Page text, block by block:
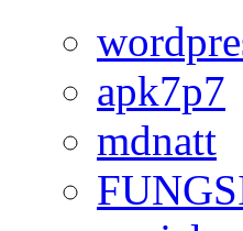
apk7p7
mdnatt